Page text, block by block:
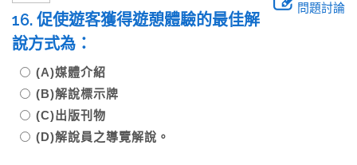
問題討論
16. 促使遊客獲得遊憩體驗的最佳解
說方式為：
(A)媒體介紹
(B)解說標示牌
(C)出版刊物
(D)解說員之導覽解說。